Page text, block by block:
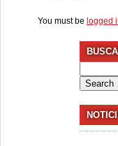
You must be logged
for: